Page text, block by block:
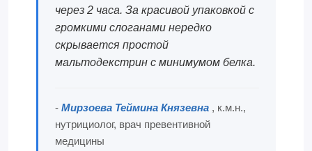
через 2 часа. За красивой упаковкой с
громкими слоганами нередко
скрывается простой
мальтодекстрин с минимумом белка.
- Мирзоева Теймина Князевна , к.м.н.,
нутрициолог, врач превентивной
медицины